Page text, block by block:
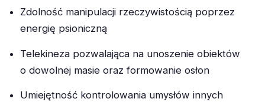
Zdolność manipulacji rzeczywistością poprzez
energię psioniczną
Telekineza pozwalająca na unoszenie obiektów
o dowolnej masie oraz formowanie osłon
Umiejętność kontrolowania umysłów innych